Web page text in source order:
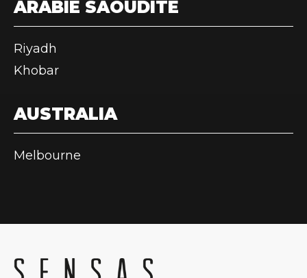
ARABIE SAOUDITE
Riyadh
Khobar
AUSTRALIA
Melbourne